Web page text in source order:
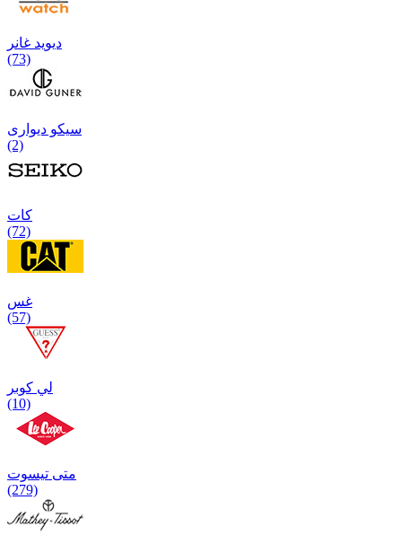
دیوید غانر
(73)
سیکو دیواری
(2)
كات
(72)
غس
(57)
لي كوبر
(10)
متی تیسوت
(279)